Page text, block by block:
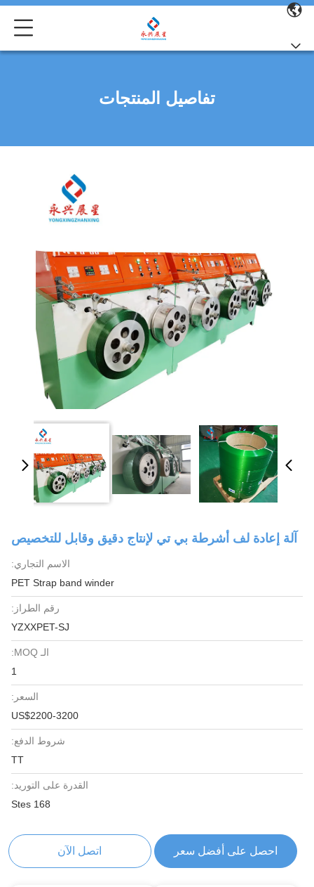
تفاصيل المنتجات
آلة إعادة لف أشرطة بي تي لإنتاج دقيق وقابل للتخصيص
الاسم التجاري:
PET Strap band winder
رقم الطراز:
YZXXPET-SJ
الـ MOQ:
1
السعر:
US$2200-3200
شروط الدفع:
TT
القدرة على التوريد:
168 Stes
احصل على أفضل سعر اتصل الآن